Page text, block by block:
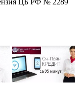
ЦБ РФ № 2289